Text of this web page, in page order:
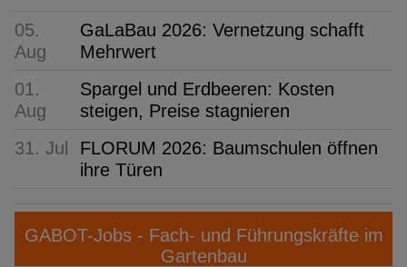
05.
Aug
GaLaBau 2026: Vernetzung schafft
Mehrwert
01.
Aug
Spargel und Erdbeeren: Kosten
steigen, Preise stagnieren
31. Jul
FLORUM 2026: Baumschulen öffnen
ihre Türen
GABOT-Jobs - Fach- und Führungskräfte im
Gartenbau